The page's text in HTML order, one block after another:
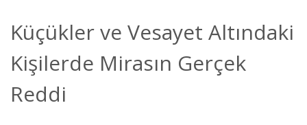
Küçükler ve Vesayet Altındaki
Kişilerde Mirasın Gerçek
Reddi